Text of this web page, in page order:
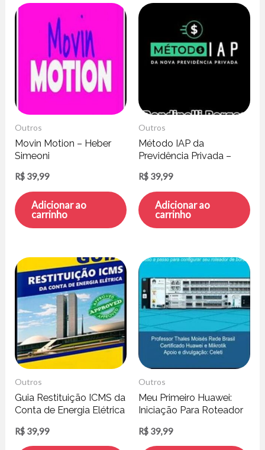
Outros
Movin Motion – Heber
Simeoni
R$ 39,99
Adicionar ao
carrinho
Outros
Método IAP da
Previdência Privada –
R$ 39,99
Adicionar ao
carrinho
Outros
Guia Restituição ICMS da
Conta de Energia Elétrica
R$ 39,99
Outros
Meu Primeiro Huawei:
Iniciação Para Roteador
Moisés
R$ 39,99